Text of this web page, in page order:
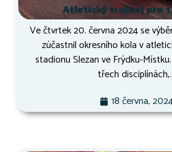
Atletický trojboj pro
Ve čtvrtek 20. června 2024 se
zúčastnil okresního kola v
stadionu Slezan ve Frýdku-
třech
18 června,